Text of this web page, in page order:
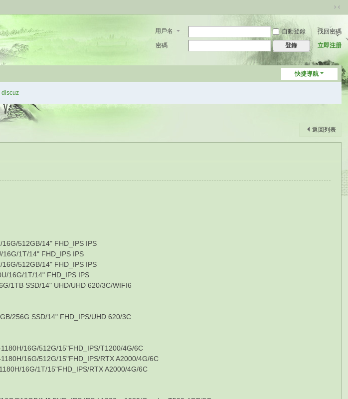
切
到
窄
用戶名 自動登錄
找回密碼
密碼
登錄 立即注册
快捷導航
discuz
返回列表
14" FHD_IPS IPS
14" FHD_IPS IPS
14" FHD_IPS IPS
14" FHD_IPS IPS
14" UHD/UHD 620/3C/WIFI6
14" FHD_IPS/UHD 620/3C
512G/15"FHD_IPS/T1200/4G/6C
15"FHD_IPS/RTX A2000/4G/6C
15"FHD_IPS/RTX A2000/4G/6C